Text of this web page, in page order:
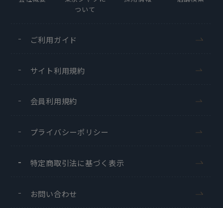
ついて
ご利用ガイド
サイト利用規約
会員利用規約
プライバシーポリシー
特定商取引法に基づく表示
お問い合わせ